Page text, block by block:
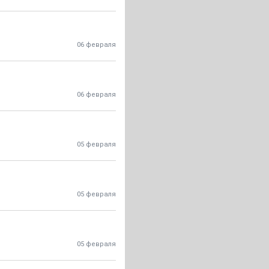
06 февраля
06 февраля
05 февраля
05 февраля
05 февраля